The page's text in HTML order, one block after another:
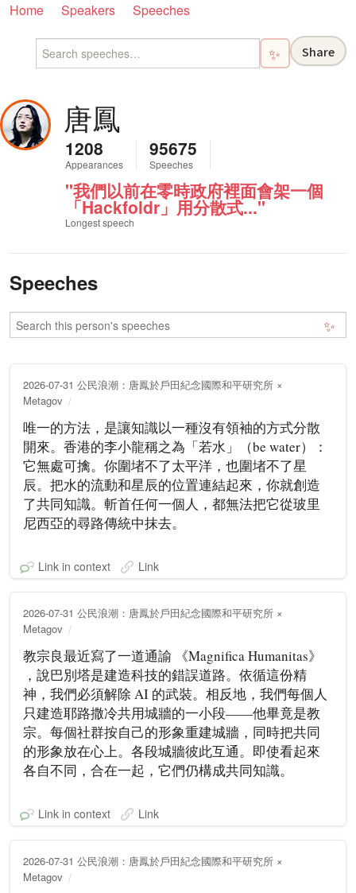
Home Speakers Speeches
✨ Share
唐鳳
1208
Appearances
95675
Speeches
"我們以前在零時政府裡面會架一個
「Hackfoldr」用分散式..."
Longest speech
Speeches
✨
2026-07-31 公民浪潮：唐鳳於戶田紀念國際和平研究所 ×
Metagov
唯一的方法，是讓知識以一種沒有領袖的方式分散
開來。香港的李小龍稱之為「若水」（be water）：
它無處可擒。你圍堵不了太平洋，也圍堵不了星
辰。把水的流動和星辰的位置連結起來，你就創造
了共同知識。斬首任何一個人，都無法把它從玻里
尼西亞的尋路傳統中抹去。
Link in context Link
2026-07-31 公民浪潮：唐鳳於戶田紀念國際和平研究所 ×
Metagov
教宗良最近寫了一道通諭 《Magnifica Humanitas》
，說巴別塔是建造科技的錯誤道路。依循這份精
神，我們必須解除 AI 的武裝。相反地，我們每個人
只建造耶路撒冷共用城牆的一小段——他畢竟是教
宗。每個社群按自己的形象重建城牆，同時把共同
的形象放在心上。各段城牆彼此互通。即使看起來
各自不同，合在一起，它們仍構成共同知識。
Link in context Link
2026-07-31 公民浪潮：唐鳳於戶田紀念國際和平研究所 ×
Metagov